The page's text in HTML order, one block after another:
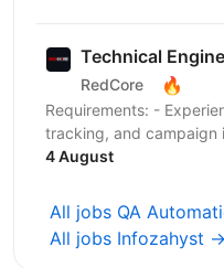
Technical
RedCore 🔥
Requirements: - Experience with postback setup, offer
tracking, and campaign
Experience with
4 August
All jobs QA
All jobs Infozahyst →